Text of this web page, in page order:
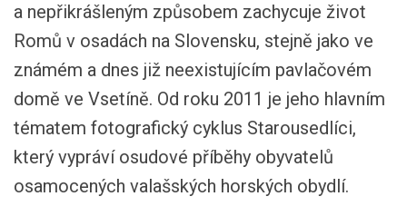
a nepřikrášleným způsobem zachycuje život
Romů v osadách na Slovensku, stejně jako ve
známém a dnes již neexistujícím pavlačovém
domě ve Vsetíně. Od roku 2011 je jeho hlavním
tématem fotografický cyklus Starousedlíci,
který vypráví osudové příběhy obyvatelů
osamocených valašských horských obydlí.